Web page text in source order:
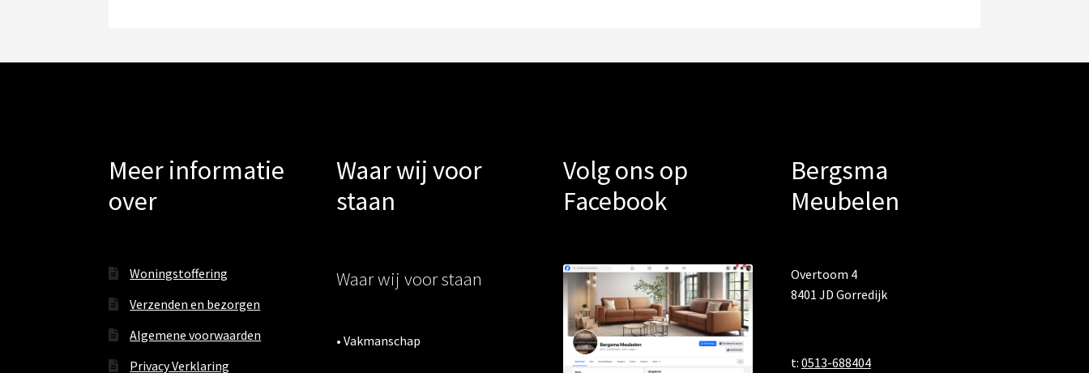
Meer informatie
over
Woningstoffering
Verzenden en bezorgen
Algemene voorwaarden
Privacy Verklaring
Waar wij voor
staan
Waar wij voor staan
• Vakmanschap
Volg ons op
Facebook
Bergsma
Meubelen
Overtoom 4
8401 JD Gorredijk
t: 0513-688404